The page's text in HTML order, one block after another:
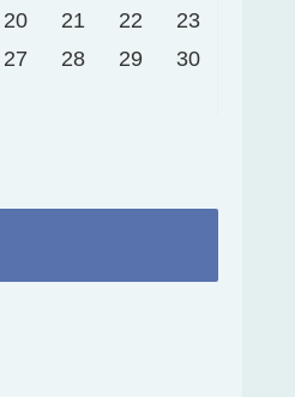
20 21 22
23
27 28 29
30